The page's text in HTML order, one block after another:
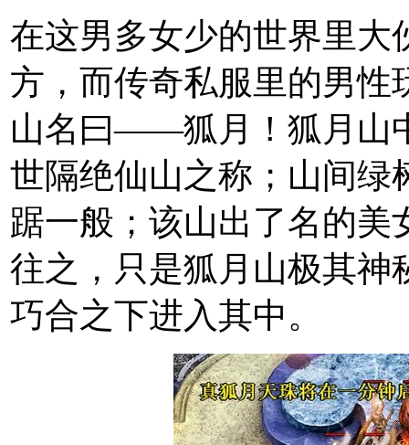
在这男多女少的世界里大
方，而传奇私服里的男性
山名曰——狐月！狐月山
世隔绝仙山之称；山间绿
踞一般；该山出了名的美
往之，只是狐月山极其神
巧合之下进入其中。